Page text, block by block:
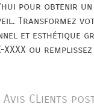
pour obtenir
Transformez
et esthétique
XXXX ou
Avis CLients